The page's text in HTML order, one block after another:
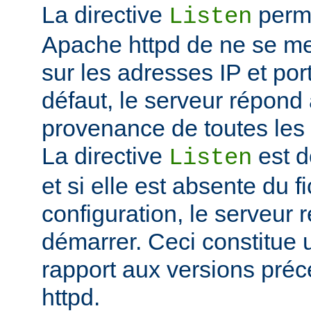
La directive Listen
Apache httpd de ne se
sur les adresses IP et
défaut, le serveur
provenance de toutes
La directive Listen est
et si elle est absente du
configuration, le serveur
démarrer. Ceci constitue
rapport aux versions
httpd.